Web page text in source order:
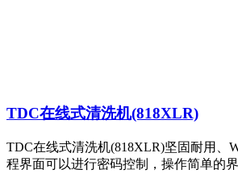
TDC在线式清洗机(818XLR)
TDC在线式清洗机(818XLR)坚固耐用、
程界面可以进行密码控制，操作简单的界